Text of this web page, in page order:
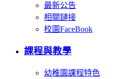
最新公告
相關鏈接
校園FaceBook
課程與教學
幼稚園課程特色